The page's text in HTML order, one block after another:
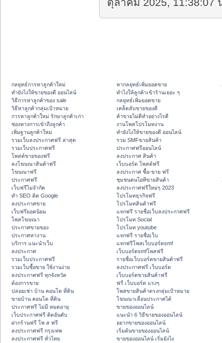
ตุลาคม 2025, 11:38:07
กลยุทธ์การหาลูกค้าใหม่
ทํายังไงให้ขายของดี ออนไลน์
วิธีการหาลูกค้าของ sale
วิธีหาลูกค้ากลุ่มเป้าหมาย
การหาลูกค้าใหม่ รักษาลูกค้าเก่า
ช่องทางการเข้าถึงลูกค้า
เพิ่มฐานลูกค้าใหม่
รวมเว็บลงประกาศฟรี ล่าสุด
รวมเว็บประกาศฟรี
โพสต์ขายของฟรี
ลงโฆษณาสินค้าฟรี
โฆษณาฟรี
ประกาศฟรี
เว็บฟรีไม่จำกัด
ทำ SEO ติด Google
ลงประกาศขาย
เว็บฟรียอดนิยม
โพสโฆษณา
ประกาศขายของ
ประกาศหางาน
บริการ แนะนำเว็บ
ลงประกาศ
รวมเว็บประกาศฟรี
รวมเว็บซื้อขาย ใช้งานง่าย
ลงประกาศฟรี ทุกจังหวัด
ต้องการขาย
ปล่อยเช่า บ้าน คอนโด ที่ดิน
ขายบ้าน คอนโด ที่ดิน
ประกาศฟรี ไม่มี หมดอายุ
เว็บประกาศฟรี ติดอันดับ
ฝากร้านฟรี โพ ส ฟรี
ลงประกาศฟรี กรุงเทพ
ลงประกาศฟรี ทั่วไทย
หากลยุทธ์เพิ่มยอดขาย
ทําไงให้ลูกค้าเข้าร้านเยอะ ๆ
กลยุทธ์เพิ่มยอดขาย
เคล็ดลับขายของดี
ค้าขายไม่ดีทำอย่างไรดี
งานโพสโปรโมทงาน
ทํายังไงให้ขายของดี ออนไลน์
รวม SMFขายสินค้า
ประกาศฟรีออนไลน์
ลงประกาศ สินค้า
เว็บบอร์ด โพสต์ฟรี
ลงประกาศ ซื้อ-ขาย ฟรี
ชุมชนคนไอทีขายสินค้า
ลงประกาศฟรีใหม่ๆ 2023
โปรโมทธุรกิจฟรี
โปรโมทสินค้าฟรี
แจกฟรี รายชื่อเว็บลงประกาศฟรี
โปรโมท Social
โปรโมท youtube
แจกฟรี รายชื่อเว็บ
แจกฟรีโพสเว็บบอร์ดsmf
เว็บบอร์ดsmfโพสฟรี
รายชื่อเว็บบอร์ดขายสินค้าฟรี
ลงประกาศฟรี เว็บบอร์ด
เว็บบอร์ดขายสินค้าฟรี
ฟรี เว็บบอร์ด แรงๆ
โพสขายสินค้าตรงกลุ่มเป้าหมาย
โฆษณาเลื่อนประกาศได้
ขายของออนไลน์
แนะนำ 6 วิธีขายของออนไลน์
อยากขายของออนไลน์
เริ่มต้นขายของออนไลน์
ขายของออนไลน์ เริ่มยังไง